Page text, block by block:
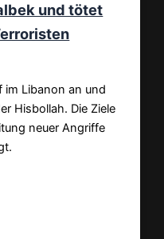
und tötet
im Libanon an und
Hisbollah. Die Ziele
neuer Angriffe